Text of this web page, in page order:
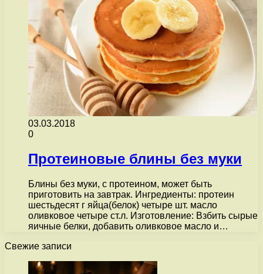
03.03.2018
0
Протеиновые блины без муки
Блины без муки, с протеином, может быть
приготовить на завтрак. Ингредиенты: протеин
шестьдесят г яйца(белок) четыре шт. масло
оливковое четыре ст.л. Изготовление: Взбить сырые
яичные белки, добавить оливковое масло и…
Свежие записи